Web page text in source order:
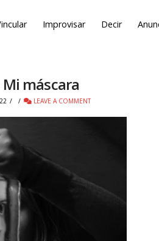
Improvisar Decir
Mi máscara
LEAVE A COMMENT